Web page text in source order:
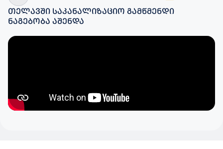
ᲗᲔᲚᲐᲕᲨᲘ ᲡᲐᲙᲐᲜᲐᲚᲘᲖᲐᲪᲘᲝ ᲒᲐᲛᲬᲛᲔᲜᲓᲘ
ᲜᲐᲒᲔᲑᲝᲑᲐ ᲐᲨᲔᲜᲓᲐ